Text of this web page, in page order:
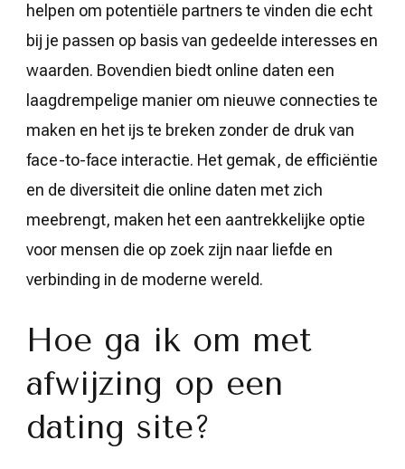
helpen om potentiële partners te vinden die echt
bij je passen op basis van gedeelde interesses en
waarden. Bovendien biedt online daten een
laagdrempelige manier om nieuwe connecties te
maken en het ijs te breken zonder de druk van
face-to-face interactie. Het gemak, de efficiëntie
en de diversiteit die online daten met zich
meebrengt, maken het een aantrekkelijke optie
voor mensen die op zoek zijn naar liefde en
verbinding in de moderne wereld.
Hoe ga ik om met
afwijzing op een
dating site?